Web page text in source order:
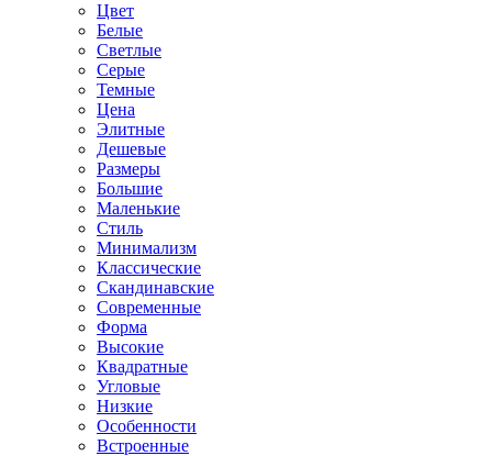
Цвет
Белые
Светлые
Серые
Темные
Цена
Элитные
Дешевые
Размеры
Большие
Маленькие
Стиль
Минимализм
Классические
Скандинавские
Современные
Форма
Высокие
Квадратные
Угловые
Низкие
Особенности
Встроенные